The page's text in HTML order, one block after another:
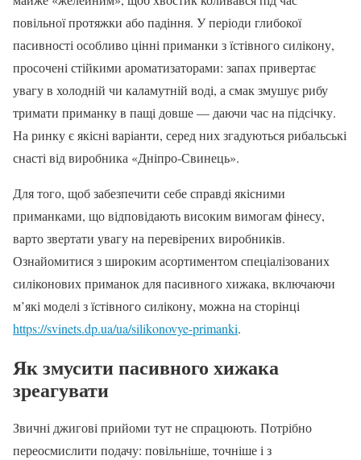
повільної протяжки або падіння. У періоди глибокої
пасивності особливо цінні приманки з їстівного силікону,
просочені стійкими ароматизаторами: запах привертає
увагу в холодній чи каламутній воді, а смак змушує рибу
тримати приманку в пащі довше — даючи час на підсічку.
На ринку є якісні варіанти, серед них згадуються рибальські
снасті від виробника «Дніпро-Свинець».
Для того, щоб забезпечити себе справді якісними
приманками, що відповідають високим вимогам фінесу,
варто звертати увагу на перевірених виробників.
Ознайомитися з широким асортиментом спеціалізованих
силіконових приманок для пасивного хижака, включаючи
м’які моделі з їстівного силікону, можна на сторінці
https://svinets.dp.ua/ua/silikonovye-primanki.
Як змусити пасивного хижака
зреагувати
Звичні джигові прийоми тут не спрацюють. Потрібно
переосмислити подачу: повільніше, точніше і з